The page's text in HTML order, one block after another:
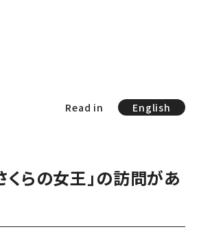
Read in English
くらの女王」の訪問があ